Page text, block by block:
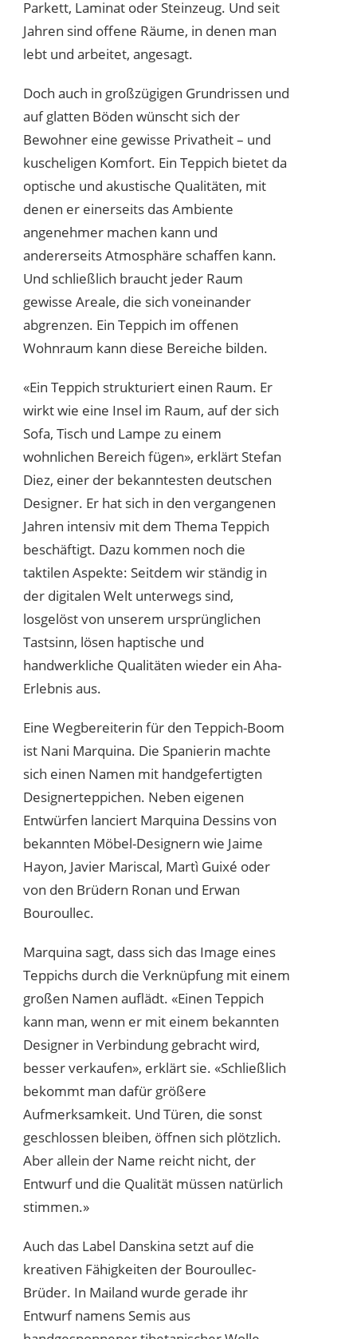
Parkett, Laminat oder Steinzeug. Und seit
Jahren sind offene Räume, in denen man
lebt und arbeitet, angesagt.
Doch auch in großzügigen Grundrissen und
auf glatten Böden wünscht sich der
Bewohner eine gewisse Privatheit – und
kuscheligen Komfort. Ein Teppich bietet da
optische und akustische Qualitäten, mit
denen er einerseits das Ambiente
angenehmer machen kann und
andererseits Atmosphäre schaffen kann.
Und schließlich braucht jeder Raum
gewisse Areale, die sich voneinander
abgrenzen. Ein Teppich im offenen
Wohnraum kann diese Bereiche bilden.
«Ein Teppich strukturiert einen Raum. Er
wirkt wie eine Insel im Raum, auf der sich
Sofa, Tisch und Lampe zu einem
wohnlichen Bereich fügen», erklärt Stefan
Diez, einer der bekanntesten deutschen
Designer. Er hat sich in den vergangenen
Jahren intensiv mit dem Thema Teppich
beschäftigt. Dazu kommen noch die
taktilen Aspekte: Seitdem wir ständig in
der digitalen Welt unterwegs sind,
losgelöst von unserem ursprünglichen
Tastsinn, lösen haptische und
handwerkliche Qualitäten wieder ein Aha-
Erlebnis aus.
Eine Wegbereiterin für den Teppich-Boom
ist Nani Marquina. Die Spanierin machte
sich einen Namen mit handgefertigten
Designerteppichen. Neben eigenen
Entwürfen lanciert Marquina Dessins von
bekannten Möbel-Designern wie Jaime
Hayon, Javier Mariscal, Martì Guixé oder
von den Brüdern Ronan und Erwan
Bouroullec.
Marquina sagt, dass sich das Image eines
Teppichs durch die Verknüpfung mit einem
großen Namen auflädt. «Einen Teppich
kann man, wenn er mit einem bekannten
Designer in Verbindung gebracht wird,
besser verkaufen», erklärt sie. «Schließlich
bekommt man dafür größere
Aufmerksamkeit. Und Türen, die sonst
geschlossen bleiben, öffnen sich plötzlich.
Aber allein der Name reicht nicht, der
Entwurf und die Qualität müssen natürlich
stimmen.»
Auch das Label Danskina setzt auf die
kreativen Fähigkeiten der Bouroullec-
Brüder. In Mailand wurde gerade ihr
Entwurf namens Semis aus